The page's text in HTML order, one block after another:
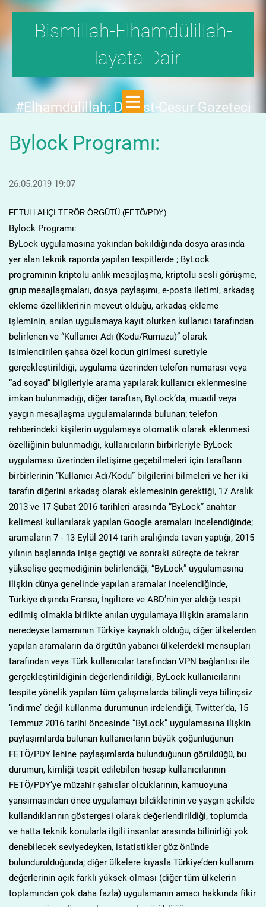
Bismillah-Elhamdülillah-
Hayata Dair
#Elhamdülillah; Dürüst-Cesur Gazeteci
Dergisi,fetö tehlikesini SAYFA SAYFA
KIPIRDATMADI!"DEDİ.
Bylock Programı:
26.05.2019 19:07
FETULLAHÇI TERÖR ÖRGÜTÜ (FETÖ/PDY)
Bylock Programı:
ByLock uygulamasına yakından bakıldığında dosya arasında
yer alan teknik raporda yapılan tespitlerde ; ByLock
programının kriptolu anlık mesajlaşma, kriptolu sesli görüşme,
grup mesajlaşmaları, dosya paylaşımı, e-posta iletimi, arkadaş
ekleme özelliklerinin mevcut olduğu, arkadaş ekleme
işleminin, anılan uygulamaya kayıt olurken kullanıcı tarafından
belirlenen ve “Kullanıcı Adı (Kodu/Rumuzu)” olarak
isimlendirilen şahsa özel kodun girilmesi suretiyle
gerçekleştirildiği, uygulama üzerinden telefon numarası veya
“ad soyad” bilgileriyle arama yapılarak kullanıcı eklenmesine
imkan bulunmadığı, diğer taraftan, ByLock’da, muadil veya
yaygın mesajlaşma uygulamalarında bulunan; telefon
rehberindeki kişilerin uygulamaya otomatik olarak eklenmesi
özelliğinin bulunmadığı, kullanıcıların birbirleriyle ByLock
uygulaması üzerinden iletişime geçebilmeleri için tarafların
birbirlerinin “Kullanıcı Adı/Kodu” bilgilerini bilmeleri ve her iki
tarafın diğerini arkadaş olarak eklemesinin gerektiği, 17 Aralık
2013 ve 17 Şubat 2016 tarihleri arasında “ByLock” anahtar
kelimesi kullanılarak yapılan Google aramaları incelendiğinde;
aramaların 7 - 13 Eylül 2014 tarih aralığında tavan yaptığı, 2015
yılının başlarında inişe geçtiği ve sonraki süreçte de tekrar
yükselişe geçmediğinin belirlendiği, “ByLock” uygulamasına
ilişkin dünya genelinde yapılan aramalar incelendiğinde,
Türkiye dışında Fransa, İngiltere ve ABD’nin yer aldığı tespit
edilmiş olmakla birlikte anılan uygulamaya ilişkin aramaların
neredeyse tamamının Türkiye kaynaklı olduğu, diğer ülkelerden
yapılan aramaların da örgütün yabancı ülkelerdeki mensupları
tarafından veya Türk kullanıcılar tarafından VPN bağlantısı ile
gerçekleştirildiğinin değerlendirildiği, ByLock kullanıcılarını
tespite yönelik yapılan tüm çalışmalarda bilinçli veya bilinçsiz
‘indirme’ değil kullanma durumunun irdelendiği, Twitter’da, 15
Temmuz 2016 tarihi öncesinde “ByLock” uygulamasına ilişkin
paylaşımlarda bulunan kullanıcıların büyük çoğunluğunun
FETÖ/PDY lehine paylaşımlarda bulunduğunun görüldüğü, bu
durumun, kimliği tespit edilebilen hesap kullanıcılarının
FETÖ/PDY’ye müzahir şahıslar olduklarının, kamuoyuna
yansımasından önce uygulamayı bildiklerinin ve yaygın şekilde
kullandıklarının göstergesi olarak değerlendirildiği, toplumda
ve hatta teknik konularla ilgili insanlar arasında bilinirliği yok
denebilecek seviyedeyken, istatistikler göz önünde
bulundurulduğunda; diğer ülkelere kıyasla Türkiye’den kullanım
değerlerinin açık farklı yüksek olması (diğer tüm ülkelerin
toplamından çok daha fazla) uygulamanın amacı hakkında fikir